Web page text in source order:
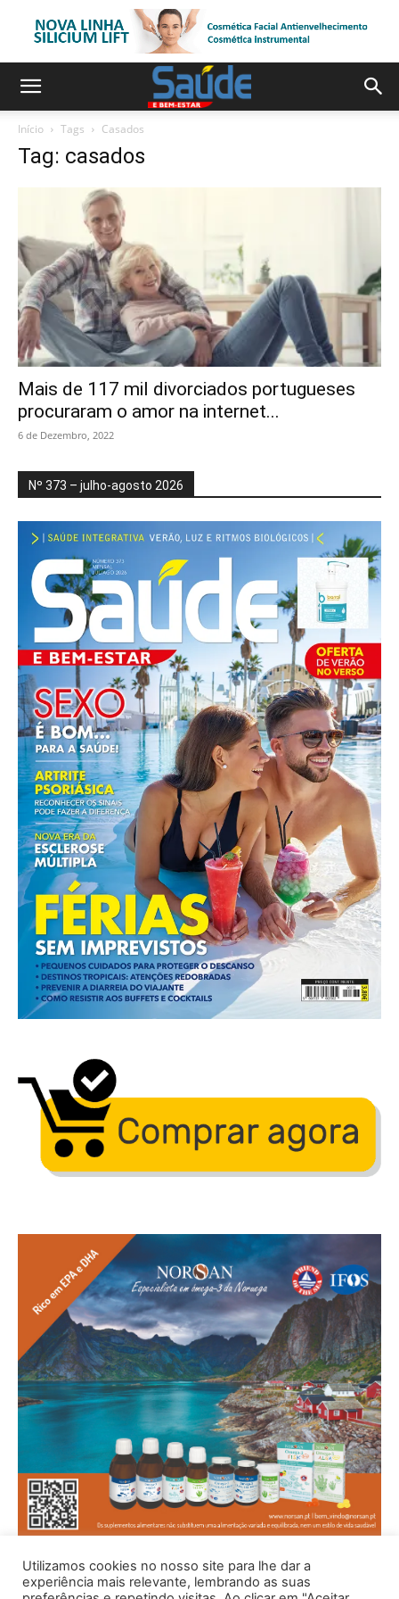
Início Tags Casados
Tag: casados
Mais de 117 mil divorciados portugueses
procuraram o amor na internet...
6 de Dezembro, 2022
Nº 373 – julho-agosto 2026
Utilizamos cookies no nosso site para lhe dar a
experiência mais relevante, lembrando as suas